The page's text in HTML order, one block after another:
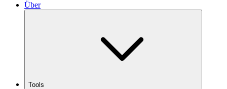
Über
Tools